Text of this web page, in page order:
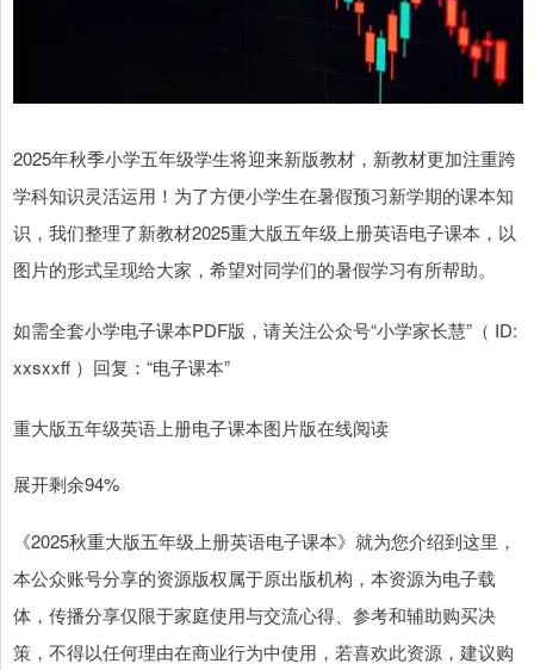
2025年秋季小学五年级学生将迎来新版教材，新教材更加注重跨
学科知识灵活运用！为了方便小学生在暑假预习新学期的课本知
识，我们整理了新教材2025重大版五年级上册英语电子课本，以
图片的形式呈现给大家，希望对同学们的暑假学习有所帮助。
如需全套小学电子课本PDF版，请关注公众号“小学家长慧”（ ID:
xxsxxff ）回复：“电子课本”
重大版五年级英语上册电子课本图片版在线阅读
展开剩余94%
《2025秋重大版五年级上册英语电子课本》就为您介绍到这里，
本公众账号分享的资源版权属于原出版机构，本资源为电子载
体，传播分享仅限于家庭使用与交流心得、参考和辅助购买决
策，不得以任何理由在商业行为中使用，若喜欢此资源，建议购